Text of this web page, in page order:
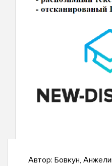
Автор: Бовкун,